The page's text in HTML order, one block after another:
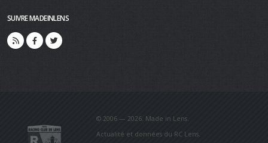
SUIVRE MADEINLENS
© 2006 — 2026. Made in Lens.
Actualité et données du RC Lens.